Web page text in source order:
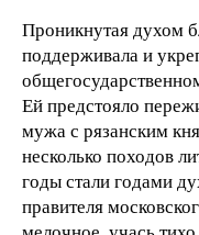
Проникнутая духом
поддерживала и
Ей предстояло
мужа с рязанским
несколько походов
годы стали годами
правителя